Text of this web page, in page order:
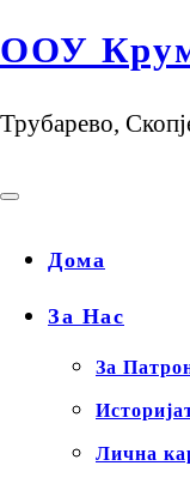
ООУ
Трубарево,
Дома
За Нас
За
Лична